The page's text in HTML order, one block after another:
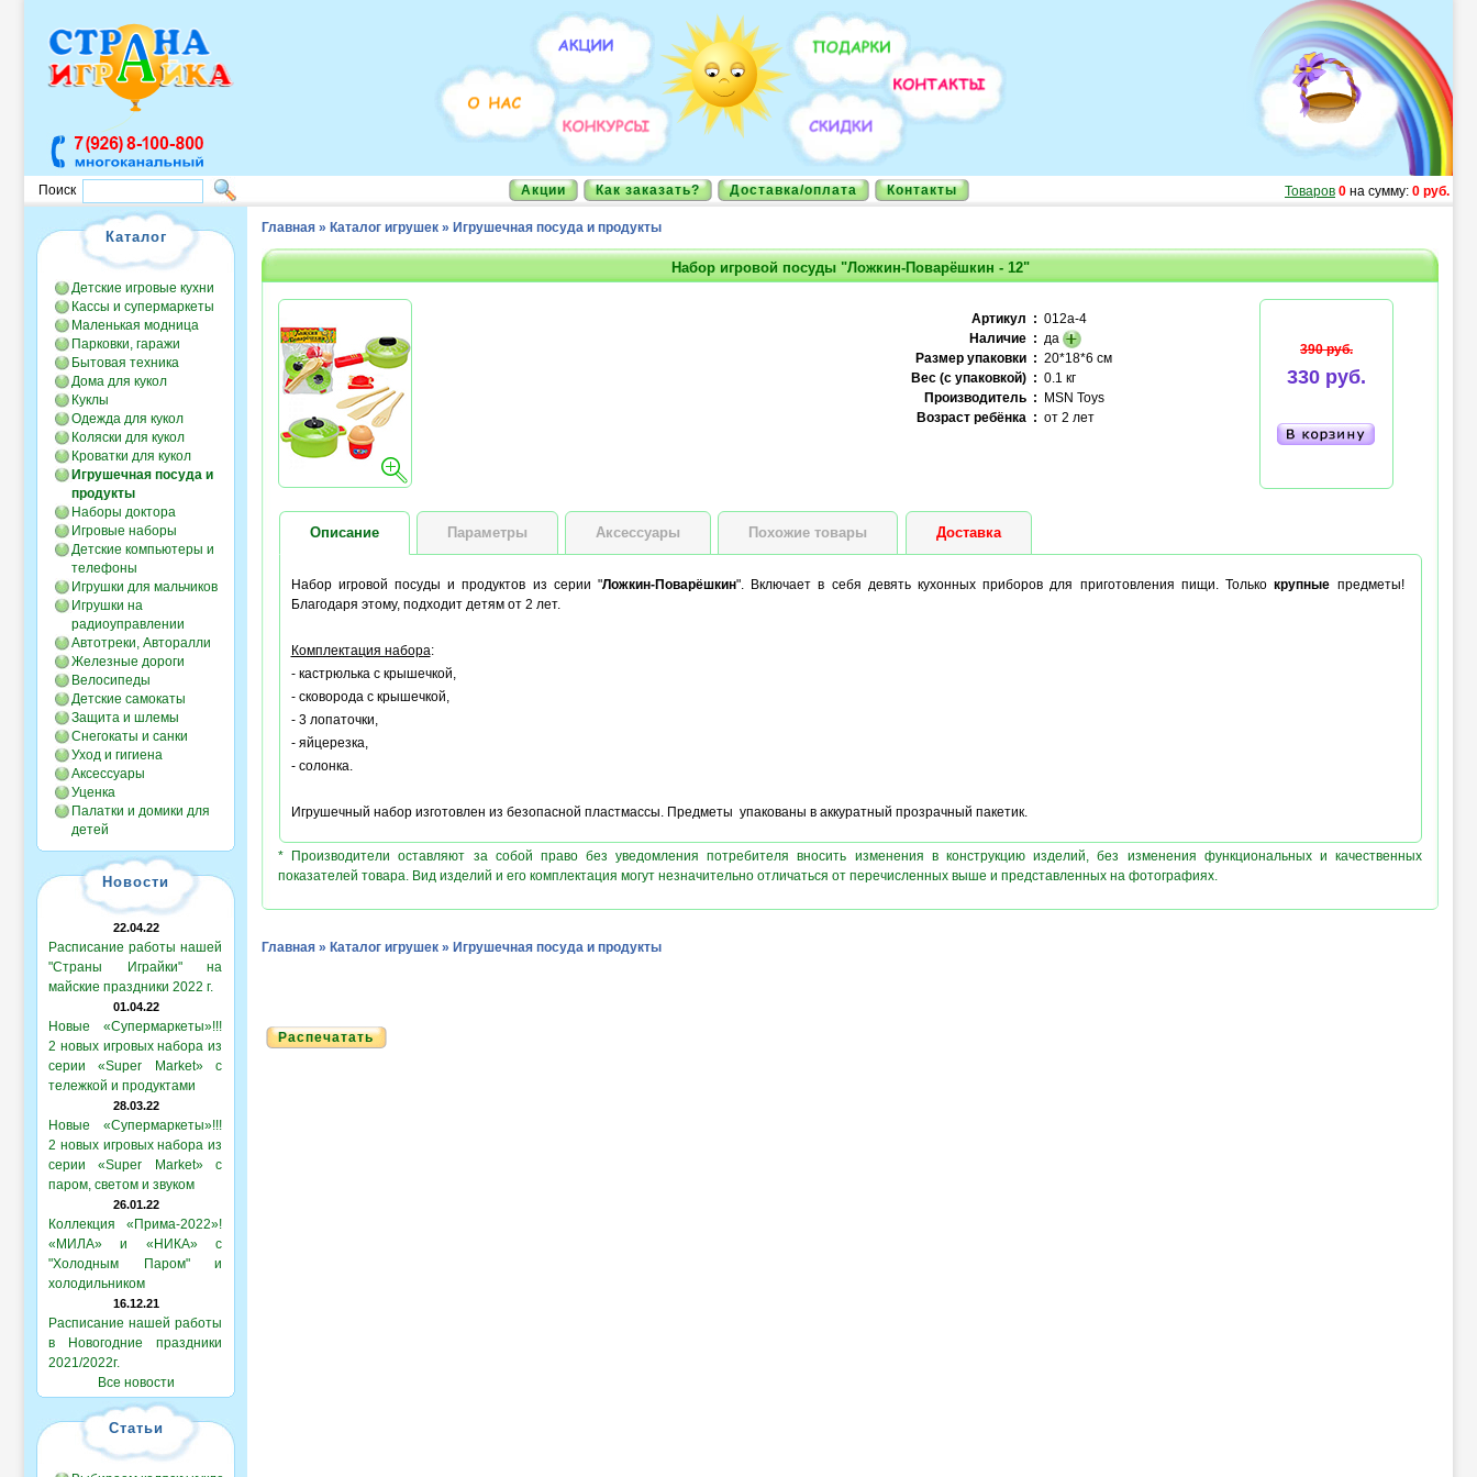
Поиск Акции Как заказать? Доставка/оплата Контакты Товаров 0 на сумму: 0 руб.
Каталог
Детские игровые кухни
Кассы и супермаркеты
Маленькая модница
Парковки, гаражи
Бытовая техника
Дома для кукол
Куклы
Одежда для кукол
Коляски для кукол
Кроватки для кукол
Игрушечная посуда и
продукты
Наборы доктора
Игровые наборы
Детские компьютеры и
телефоны
Игрушки для мальчиков
Игрушки на
радиоуправлении
Автотреки, Авторалли
Железные дороги
Велосипеды
Детские самокаты
Защита и шлемы
Снегокаты и санки
Уход и гигиена
Аксессуары
Уценка
Палатки и домики для
детей
Новости
22.04.22
Расписание работы нашей
"Страны Играйки" на
майские праздники 2022 г.
01.04.22
Новые «Супермаркеты»!!!
2 новых игровых набора из
серии «Super Market» с
тележкой и продуктами
28.03.22
Новые «Супермаркеты»!!!
2 новых игровых набора из
серии «Super Market» с
паром, светом и звуком
26.01.22
Коллекция «Прима-2022»!
«МИЛА» и «НИКА» с
"Холодным Паром" и
холодильником
16.12.21
Расписание нашей работы
в Новогодние праздники
2021/2022г.
Все новости
Статьи
Главная » Каталог игрушек » Игрушечная посуда и продукты
Набор игровой посуды "Ложкин-Поварёшкин - 12"
Артикул : 012a-4
Наличие : да
Размер упаковки : 20*18*6 см
Вес (с упаковкой) : 0.1 кг
Производитель : MSN Toys
Возраст ребёнка : от 2 лет
390 руб.
330 руб.
Описание Параметры Аксессуары Похожие товары Доставка
Набор игровой посуды и продуктов из серии "Ложкин-Поварёшкин". Включает в себя девять кухонных приборов для приготовления пищи. Толькокрупные предметы!
Благодаря этому, подходит детям от 2 лет.
Комплектация набора:
- кастрюлька с крышечкой,
- сковорода с крышечкой,
- 3 лопаточки,
- яйцерезка,
- солонка.
Игрушечный набор изготовлен из безопасной пластмассы. Предметы упакованы в аккуратный прозрачный пакетик.
* Производители оставляют за собой право без уведомления потребителя вносить изменения в конструкцию изделий, без изменения функциональных и качественных
показателей товара. Вид изделий и его комплектация могут незначительно отличаться от перечисленных выше и представленных на фотографиях.
Главная » Каталог игрушек » Игрушечная посуда и продукты
Распечатать